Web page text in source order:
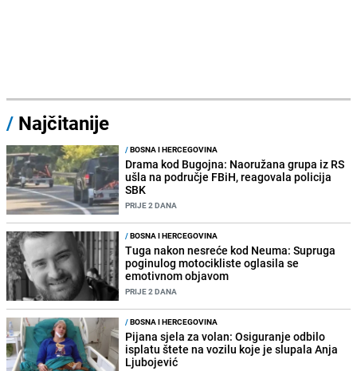
/ Najčitanije
/BOSNA I HERCEGOVINA
Drama kod Bugojna: Naoružana grupa iz RS
ušla na područje FBiH, reagovala policija
SBK
PRIJE 2 DANA
/BOSNA I HERCEGOVINA
Tuga nakon nesreće kod Neuma: Supruga
poginulog motocikliste oglasila se
emotivnom objavom
PRIJE 2 DANA
/BOSNA I HERCEGOVINA
Pijana sjela za volan: Osiguranje odbilo
isplatu štete na vozilu koje je slupala Anja
Ljubojević